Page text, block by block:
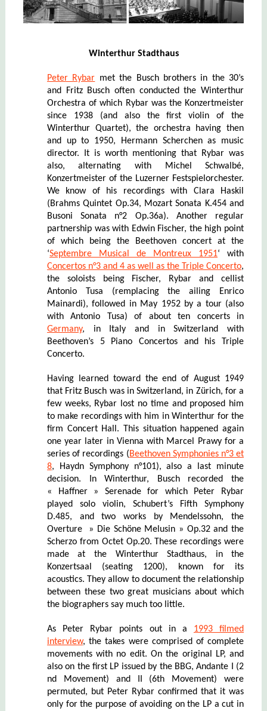
Winterthur Stadthaus
Peter Rybar met the Busch brothers in the 30’s
and Fritz Busch often conducted the Winterthur
Orchestra of which Rybar was the Konzertmeister
since 1938 (and also the first violin of the
Winterthur Quartet), the orchestra having then
and up to 1950, Hermann Scherchen as music
director. It is worth mentioning that Rybar was
also, alternating with Michel Schwalbé,
Konzertmeister of the Luzerner Festspielorchester.
We know of his recordings with Clara Haskil
(Brahms Quintet Op.34, Mozart Sonata K.454 and
Busoni Sonata n°2 Op.36a). Another regular
partnership was with Edwin Fischer, the high point
of which being the Beethoven concert at the
‘Septembre Musical de Montreux 1951‘ with
Concertos n°3 and 4 as well as the Triple Concerto,
the soloists being Fischer, Rybar and cellist
Antonio Tusa (remplacing the ailing Enrico
Mainardi), followed in May 1952 by a tour (also
with Antonio Tusa) of about ten concerts in
Germany, in Italy and in Switzerlandwith
Beethoven’s 5 Piano Concertos and his Triple
Concerto.
Having learned toward the end of August 1949
that Fritz Busch was in Switzerland, in Zürich, for a
few weeks, Rybar lost no time and proposed him
to make recordings with him in Winterthur for the
firm Concert Hall. This situation happened again
one year later in Vienna with Marcel Prawy for a
series of recordings (Beethoven Symphonies n°3 et
8, Haydn Symphony n°101), also a last minute
decision. In Winterthur, Busch recorded the
« Haffner » Serenade for which Peter Rybar
played solo violin, Schubert’s Fifth Symphony
D.485, and two works by Mendelssohn, the
Overture » Die Schöne Melusin » Op.32 and the
Scherzo from Octet Op.20. These recordings were
made at the Winterthur Stadthaus, in the
Konzertsaal (seating 1200), known for its
acoustics. They allow to document the relationship
between these two great musicians about which
the biographers say much too little.
As Peter Rybar points out in a 1993 filmed
interview, the takes were comprised of complete
movements with no edit. On the original LP, and
also on the first LP issued by the BBG, Andante I (2
nd Movement) and II (6th Movement) were
permuted, but Peter Rybar confirmed that it was
only for the purpose of avoiding on the LP a cut in